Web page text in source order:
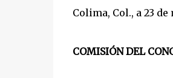
Colima, Col., a 23
COMISIÓN DEL